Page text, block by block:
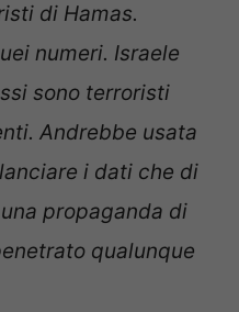
di Hamas.
numeri. Israele
sono terroristi
Andrebbe usata
i dati che di
propaganda di
qualunque